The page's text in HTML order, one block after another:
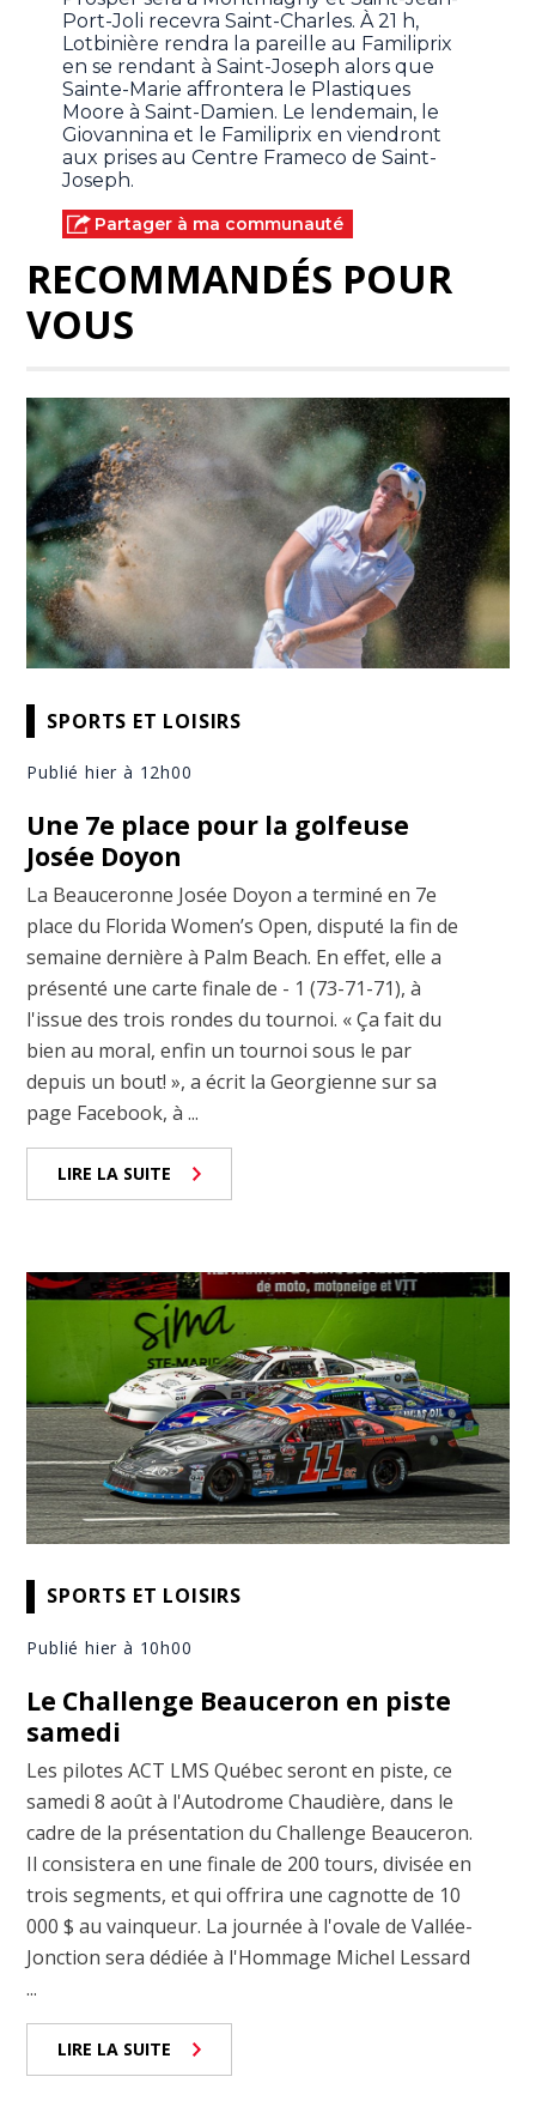
Port-Joli recevra Saint-Charles. À 21 h,
Lotbinière rendra la pareille au Familiprix
en se rendant à Saint-Joseph alors que
Sainte-Marie affrontera le Plastiques
Moore à Saint-Damien. Le lendemain, le
Giovannina et le Familiprix en viendront
aux prises au Centre Frameco de Saint-
Joseph.
Partager à ma communauté
RECOMMANDÉS POUR
VOUS
SPORTS ET LOISIRS
Publié hier à 12h00
Une 7e place pour la golfeuse
Josée Doyon
La Beauceronne Josée Doyon a terminé en 7e
place du Florida Women’s Open, disputé la fin de
semaine dernière à Palm Beach. En effet, elle a
présenté une carte finale de - 1 (73-71-71), à
l'issue des trois rondes du tournoi. « Ça fait du
bien au moral, enfin un tournoi sous le par
depuis un bout! », a écrit la Georgienne sur sa
page Facebook, à ...
LIRE LA SUITE
SPORTS ET LOISIRS
Publié hier à 10h00
Le Challenge Beauceron en piste
samedi
Les pilotes ACT LMS Québec seront en piste, ce
samedi 8 août à l'Autodrome Chaudière, dans le
cadre de la présentation du Challenge Beauceron.
Il consistera en une finale de 200 tours, divisée en
trois segments, et qui offrira une cagnotte de 10
000 $ au vainqueur. La journée à l'ovale de Vallée-
Jonction sera dédiée à l'Hommage Michel Lessard
...
LIRE LA SUITE